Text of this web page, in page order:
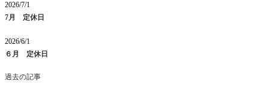
2026/7/1
7月 定休日
2026/6/1
６月 定休日
過去の記事